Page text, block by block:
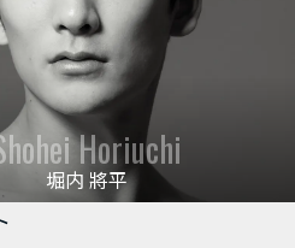
Horiuchi
堀内 將平